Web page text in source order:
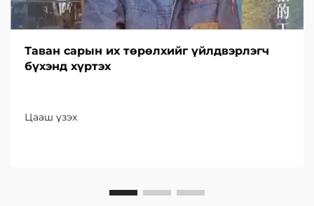
Таван сарын их төрөлхийг үйлдвэрлэгч
бүхэнд хүртэх
Цааш үзэх